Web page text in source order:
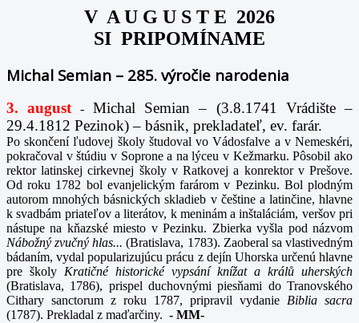
V A U G U S T E 2026
SI PRIPOMÍNAME
Michal Semian – 285. výročie narodenia
3. august-Michal Semian – (3.8.1741 Vrádište –
29.4.1812 Pezinok) – básnik, prekladateľ, ev. farár.
Po skončení ľudovej školy študoval vo Vádosfalve a v Nemeskéri,
pokračoval v štúdiu v Soprone a na lýceu v Kežmarku. Pôsobil ako
rektor latinskej cirkevnej školy v Ratkovej a konrektor v Prešove.
Od roku 1782 bol evanjelickým farárom v Pezinku. Bol plodným
autorom mnohých básnických skladieb v češtine a latinčine, hlavne
k svadbám priateľov a literátov, k meninám a inštaláciám, veršov pri
nástupe na kňazské miesto v Pezinku. Zbierka vyšla pod názvom
Nábožný zvučný hlas...(Bratislava, 1783). Zaoberal sa vlastivedným
bádaním, vydal popularizujúcu prácu z dejín Uhorska určenú hlavne
pre školy Kratičné historické vypsání knížat a králů uherských
(Bratislava, 1786), prispel duchovnými piesňami do Tranovského
Cithary sanctorum z roku 1787, pripravil vydanie Biblia sacra
(1787). Prekladal z maďarčiny. - MM-